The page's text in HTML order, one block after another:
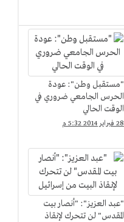
"مستقبل وطن": عودة
الحرس الجامعي ضروري في
الوقت الحالي
28 فبراير 2014 5:32 م
"عبد العزيز": "أنصار بيت
المقدس" لن تتحرك لإنقاذ